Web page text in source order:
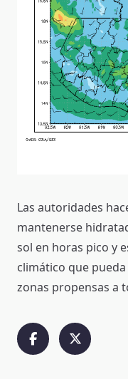
Las autoridades
mantenerse
sol en horas pico y
climático que
zonas propensas a